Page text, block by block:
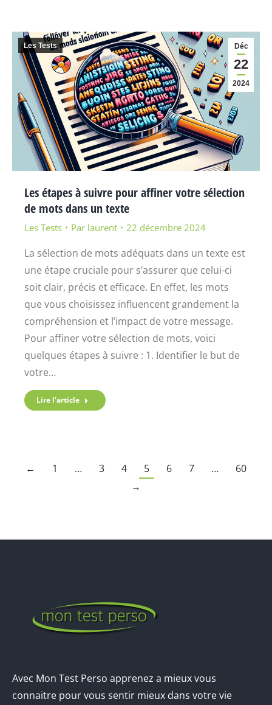
Déc
22
2024
Les Tests
Les étapes à suivre pour affiner votre sélection
de mots dans un texte
Les Tests Par laurent 22 décembre 2024
La sélection de mots adéquats dans un texte est
une étape cruciale pour s’assurer que celui-ci
soit clair, précis et efficace. En effet, les mots
que vous choisissez influencent grandement la
compréhension et l’impact de votre message.
Pour affiner votre sélection de mots, voici
quelques étapes à suivre : 1. Identifier le but de
votre…
Lire l'article
← 1 … 3 4 5 6 7 …
60
→
Avec Mon Test Perso apprenez a mieux vous
connaitre pour vous sentir mieux dans votre vie